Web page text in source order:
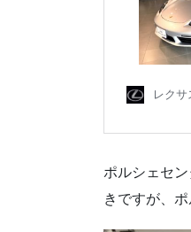
ポルシェセ
きですが、